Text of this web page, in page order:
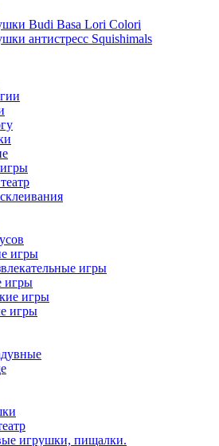
Budi Basa Lori Colori
антистресс Squishimals
игры
игры
игры
игры
игры
игрушки, пищалки.